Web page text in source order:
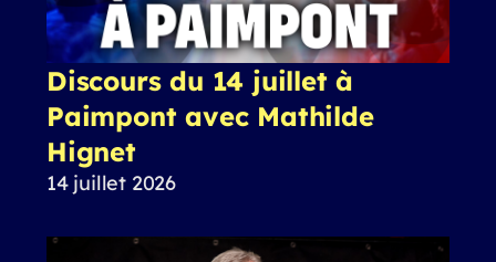
Discours du 14 juillet à
Paimpont avec Mathilde
Hignet
14 juillet 2026